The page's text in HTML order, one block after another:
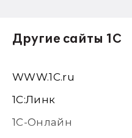
Другие сайты 1С
WWW.1С.ru
1С:Линк
1С-Онлайн